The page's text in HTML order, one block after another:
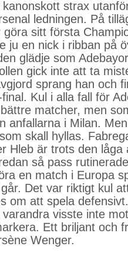
strax
ledningen. På
göra sitt första
ju en nick i ribban på
glädje som
gick inte att ta
sprang han och
Kul i alla fall för
matcher, men
anfallarna i Milan.
skall hyllas.
Hleb är trots den låga
så pass
en match i Europa
Det var riktigt kul
om att spela
visste inte
Ett briljant och
Wenger.